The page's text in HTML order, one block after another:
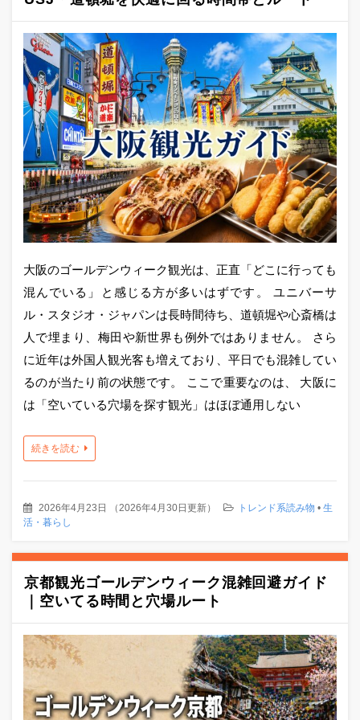
大阪のゴールデンウィーク観光は、正直「どこに行っても
混んでいる」と感じる方が多いはずです。 ユニバーサ
ル・スタジオ・ジャパンは長時間待ち、道頓堀や心斎橋は
人で埋まり、梅田や新世界も例外ではありません。 さら
に近年は外国人観光客も増えており、平日でも混雑してい
るのが当たり前の状態です。 ここで重要なのは、 大阪に
は「空いている穴場を探す観光」はほぼ通用しない
続きを読む
2026年4月23日 （2026年4月30日更新） トレンド系読み物 • 生
活・暮らし
京都観光ゴールデンウィーク混雑回避ガイド
｜空いてる時間と穴場ルート